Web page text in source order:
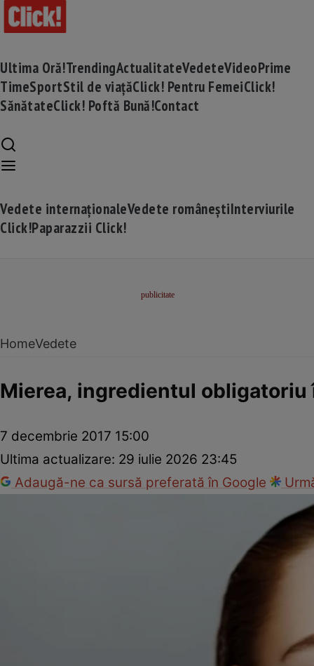
Ultima Oră!TrendingActualitateVedeteVideoPrime
TimeSportStil de viațăClick! Pentru FemeiClick!
SănătateClick! Poftă Bună!Contact
Vedete internaționaleVedete româneștiInterviurile
Click!Paparazzii Click!
HomeVedete
Mierea, ingredientul
7 decembrie 2017 15:00
Ultima actualizare: 29 iulie 2026 23:45
Adaugă-ne ca sursă preferată în Google